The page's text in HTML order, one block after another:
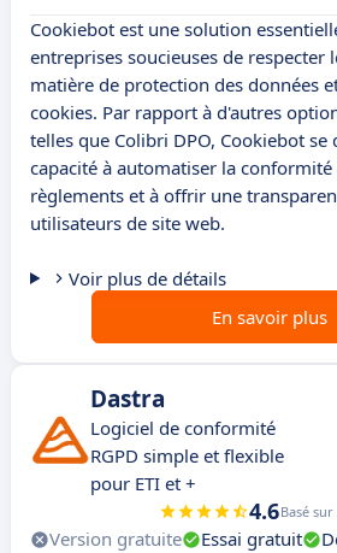
Cookiebot est une solution
entreprises soucieuses de respecter
matière de protection des données
cookies. Par rapport à d'autres
telles que Colibri DPO, Cookiebot se
capacité à automatiser la
règlements et à offrir une
utilisateurs de site web.
Voir plus de détails
En savoir plus
Dastra
Logiciel de conformité
RGPD simple et flexible
pour ETI et +
4.6Basé sur
Version gratuite Essai gratuit